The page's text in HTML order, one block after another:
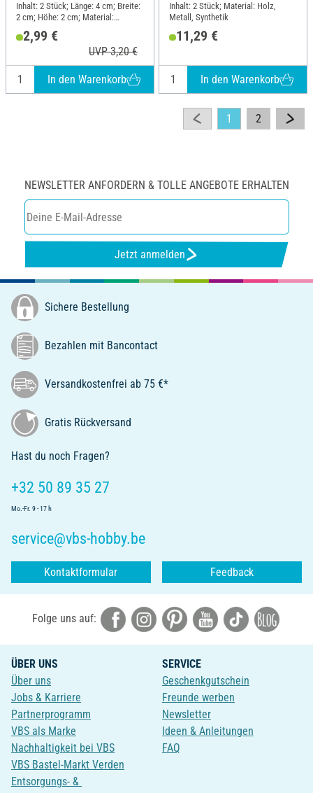
Inhalt: 2 Stück; Länge: 4 cm; Breite:
2 cm; Höhe: 2 cm; Material:
Polyurethane (PU)
2,99 €
UVP 3,20 €
In den Warenkorb
Inhalt: 2 Stück; Material: Holz,
Metall, Synthetik
11,29 €
In den Warenkorb
1 2
NEWSLETTER ANFORDERN & TOLLE ANGEBOTE ERHALTEN
Jetzt anmelden
Sichere Bestellung
Bezahlen mit Bancontact
Versandkostenfrei ab 75 €*
Gratis Rückversand
Hast du noch Fragen?
+32 50 89 35 27
Mo.-Fr. 9 - 17 h
service@vbs-hobby.be
Kontaktformular Feedback
Folge uns auf:
ÜBER UNS
Über uns
Jobs & Karriere
Partnerprogramm
VBS als Marke
Nachhaltigkeit bei VBS
VBS Bastel-Markt Verden
Entsorgungs- &
SERVICE
Geschenkgutschein
Freunde werben
Newsletter
Ideen & Anleitungen
FAQ